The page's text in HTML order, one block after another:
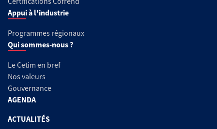
Appui à l'industrie
Programmes régionaux
Qui sommes-nous ?
Le Cetim en bref
Nos valeurs
Gouvernance
AGENDA
ACTUALITÉS